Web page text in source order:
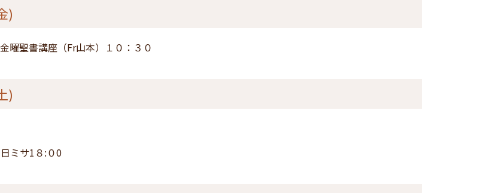
)
曜聖書講座（Fr山本）１０：３０
)
ミサ1８:０0